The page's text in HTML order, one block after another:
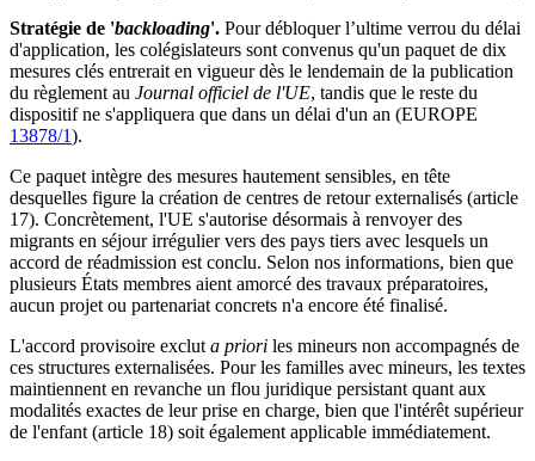
Stratégie de 'backloading'. Pour débloquer l’ultime verrou du délai
d'application, les colégislateurs sont convenus qu'un paquet de dix
mesures clés entrerait en vigueurdès le lendemain de la publication
du règlement au Journal officiel de l'UE, tandis que le reste du
dispositif ne s'appliquera que dans un délai d'un an (EUROPE
13878/1).
Ce paquet intègre des mesures hautement sensibles, en tête
desquelles figure la création de centres de retour externalisés (article
17). Concrètement, l'UE s'autorise désormais à renvoyer des
migrants en séjour irrégulier vers des pays tiers avec lesquels un
accord de réadmission est conclu. Selon nos informations, bien que
plusieurs États membres aient amorcé des travaux préparatoires,
aucun projet ou partenariat concrets n'a encore été finalisé.
L'accord provisoire exclut a priori les mineurs non accompagnés de
ces structures externalisées. Pour les familles avec mineurs, les textes
maintiennent en revanche un flou juridique persistant quant aux
modalités exactes de leur prise en charge, bien que l'intérêt supérieur
de l'enfant (article 18) soit également applicable immédiatement.